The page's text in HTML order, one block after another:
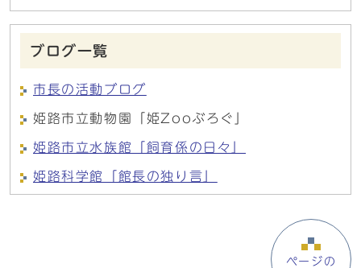
ブログ一覧
市長の活動ブログ
姫路市立動物園「姫Zooぶろぐ」
姫路市立水族館「飼育係の日々」
姫路科学館「館長の独り言」
ページの